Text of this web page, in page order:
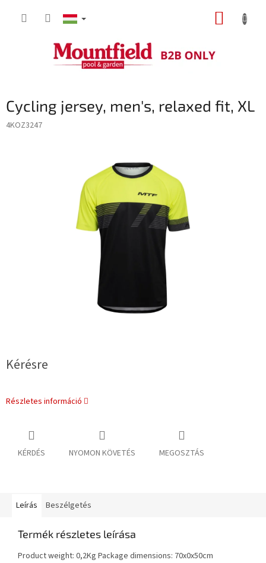
KOSÁR
Cycling jersey, men's, relaxed fit, XL
4KOZ3247
Kérésre
Részletes információ
KÉRDÉS NYOMON KÖVETÉS MEGOSZTÁS
Leírás Beszélgetés
Termék részletes leírása
Product weight: 0,2Kg Package dimensions: 70x0x50cm